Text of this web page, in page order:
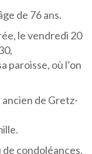
de 76 ans.
le vendredi 20
paroisse, où l’on
de Gretz-
condoléances.